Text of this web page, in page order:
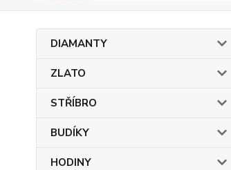
DIAMANTY
ZLATO
STŘÍBRO
BUDÍKY
HODINY